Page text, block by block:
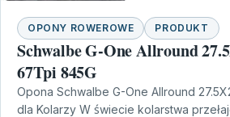
OPONY ROWEROWE PRODUKT
Schwalbe G-One Allround
67Tpi 845G
Opona Schwalbe G-One Allround
dla Kolarzy W świecie kolarstwa